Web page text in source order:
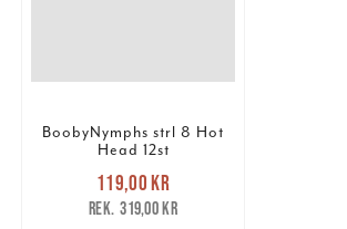
BoobyNymphs strl 8 Hot
Head 12st
Nuvarande pris
119,00 krTidigare pris
319,00 kr
119,00 kr
319,00 kr